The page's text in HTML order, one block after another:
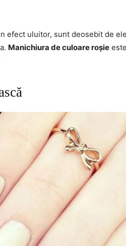
efect uluitor, sunt deosebit de
Manichiura de culoare roșie